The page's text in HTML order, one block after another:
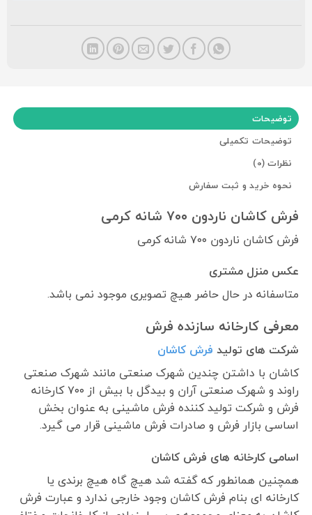
توضیحات
توضیحات تکمیلی
نظرات (0)
نحوه خرید و ثبت سفارش
فرش کاشان ناردون ۷۰۰ شانه کرمی
فرش کاشان ناردون ۷۰۰ شانه کرمی
عکس منزل مشتری
متاسفانه در حال حاضر هیچ تصویری موجود نمی باشد.
معرفی کارخانه سازنده فرش
شرکت های تولید فرش کاشان
کاشان با داشتن چندین شهرک صنعتی مانند شهرک صنعتی
راوند و شهرک صنعتی آران و بیدگل با بیش از ۷۰۰ کارخانه
فرش و شرکت تولید کننده فرش ماشینی به عنوان بخش
اساسی بازار فرش و صادرات فرش ماشینی قرار می گیرد.
اسامی کارخانه های فرش کاشان
همچنین همانطور که گفته شد هیچ گاه هیچ برندی یا
کارخانه ای بنام فرش کاشان وجود خارجی ندارد و عبارت فرش